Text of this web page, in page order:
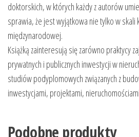
doktorskich, w których każdy z autorów
sprawia, że jest wyjątkowa nie tylko w skali
międzynarodowej.
Książką zainteresują się zarówno praktycy
prywatnych i publicznych inwestycji w
studiów podyplomowych związanych z
inwestycjami, projektami,
Podobne produkty